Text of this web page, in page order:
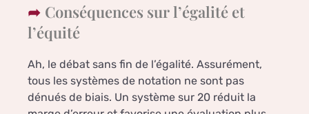
Conséquences sur l’égalité et
l’équité
Ah, le débat sans fin de l’égalité. Assurément,
tous les systèmes de notation ne sont pas
dénués de biais. Un système sur 20 réduit la